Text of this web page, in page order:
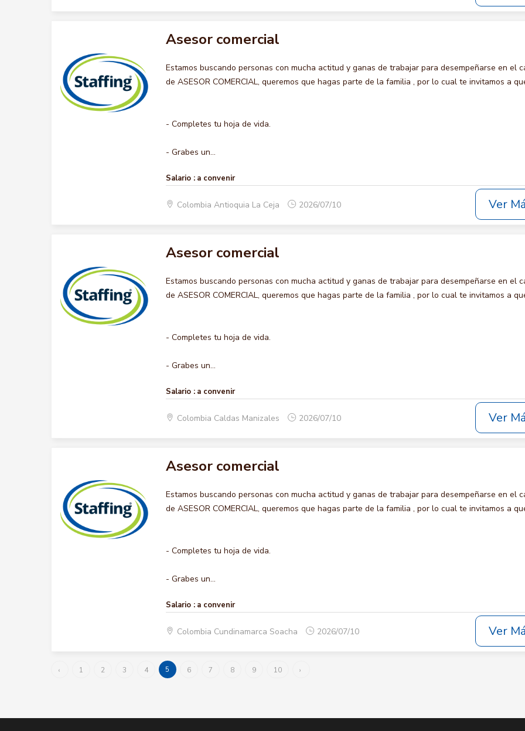
Asesor comercial
Estamos buscando personas con mucha actitud y ganas de trabajar para desempeñarse en el
de ASESOR COMERCIAL, queremos que hagas parte de la familia , por lo cual te invitamos a
- Completes tu hoja de vida.
- Grabes un...
Salario : a convenir
Colombia Antioquia La Ceja 2026/07/10 Ver
Asesor comercial
Estamos buscando personas con mucha actitud y ganas de trabajar para desempeñarse en el
de ASESOR COMERCIAL, queremos que hagas parte de la familia , por lo cual te invitamos a
- Completes tu hoja de vida.
- Grabes un...
Salario : a convenir
Colombia Caldas Manizales 2026/07/10 Ver
Asesor comercial
Estamos buscando personas con mucha actitud y ganas de trabajar para desempeñarse en el
de ASESOR COMERCIAL, queremos que hagas parte de la familia , por lo cual te invitamos a
- Completes tu hoja de vida.
- Grabes un...
Salario : a convenir
Colombia Cundinamarca Soacha 2026/07/10 Ver
‹ 1 2 3 4 5 6 7 8 9 10 ›